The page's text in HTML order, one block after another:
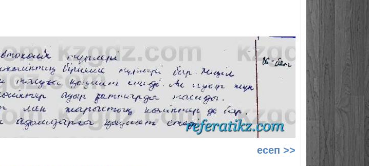
есеп >>